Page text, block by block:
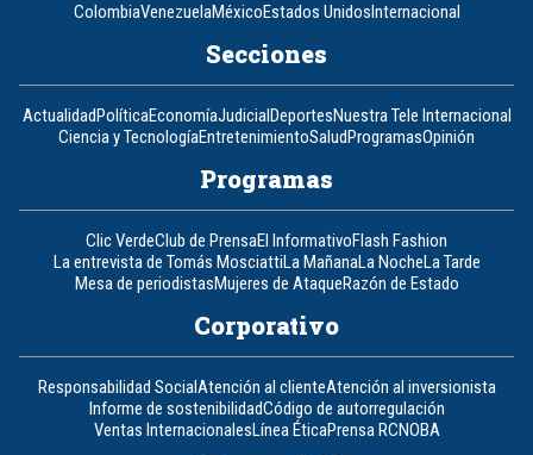
ColombiaVenezuelaMéxicoEstados UnidosInternacional
Secciones
ActualidadPolíticaEconomíaJudicialDeportesNuestra Tele Internacional
Ciencia y TecnologíaEntretenimientoSaludProgramasOpinión
Programas
Clic VerdeClub de PrensaEl InformativoFlash Fashion
La entrevista de Tomás MosciattiLa MañanaLa NocheLa Tarde
Mesa de periodistasMujeres de AtaqueRazón de Estado
Corporativo
Responsabilidad SocialAtención al clienteAtención al inversionista
Informe de sostenibilidadCódigo de autorregulación
Ventas InternacionalesLínea ÉticaPrensa RCNOBA